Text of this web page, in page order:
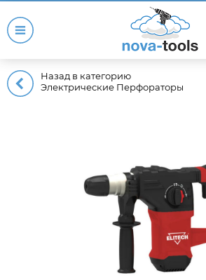
Назад в категорию
Электрические Перфораторы